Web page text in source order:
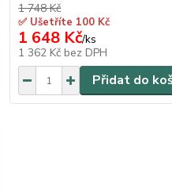
1 748 Kč
✅ Ušetříte 100 Kč
1 648 Kč/ks
1 362 Kč bez DPH
Přidat do